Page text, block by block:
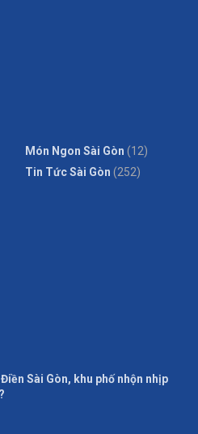
Món Ngon Sài Gòn (12)
Tin Tức Sài Gòn (252)
Sài Gòn, khu phố nhộn nhịp